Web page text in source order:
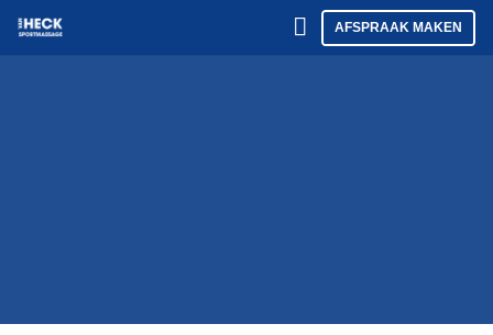
AFSPRAAK MAKEN